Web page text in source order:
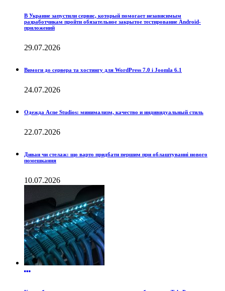
В Украине запустили сервис, который помогает независимым
разработчикам пройти обязательное закрытое тестирование Android-
приложений
29.07.2026
Вимоги до сервера та хостингу для WordPress 7.0 і Joomla 6.1
24.07.2026
Одежда Acne Studios: минимализм, качество и индивидуальный стиль
22.07.2026
Диван чи стелаж: що варто придбати першим при облаштуванні нового
помешкання
10.07.2026